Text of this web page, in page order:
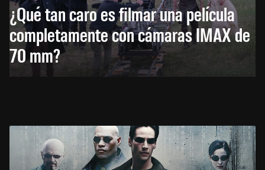
¿Qué tan caro es filmar una película
completamente con cámaras IMAX de
70 mm?